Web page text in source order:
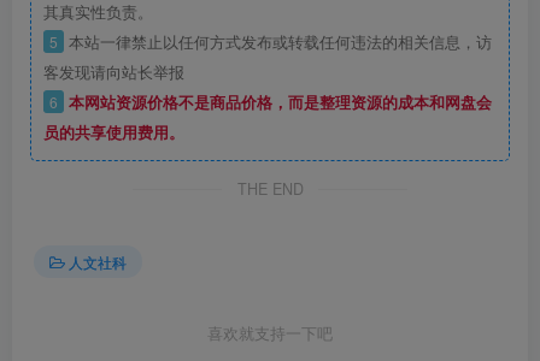
其真实性负责。
5 本站一律禁止以任何方式发布或转载任何违法的相关信息，访
客发现请向站长举报
6 本网站资源价格不是商品价格，而是整理资源的成本和网盘会
员的共享使用费用。
THE END
人文社科
喜欢就支持一下吧